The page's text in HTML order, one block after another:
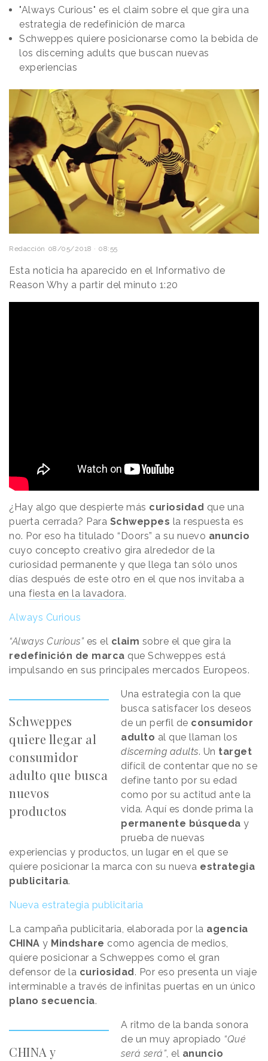
"Always Curious" es el claim sobre el que gira una
estrategia de redefinición de marca
Schweppes quiere posicionarse como la bebida de
los discerning adults que buscan nuevas
experiencias
Redacción 08/05/2018 · 08:55
Esta noticia ha aparecido en el Informativo de
Reason Why a partir del minuto 1:20
¿Hay algo que despierte más curiosidad que una
puerta cerrada? Para Schweppes la respuesta es
no. Por eso ha titulado “Doors” a su nuevo anuncio
cuyo concepto creativo gira alrededor de la
curiosidad permanente y que llega tan sólo unos
días después de este otro en el que nos invitaba a
una fiesta en la lavadora.
Always Curious
“Always Curious”es el claim sobre el que gira la
redefinición de marca que Schweppes está
impulsando en sus principales mercados Europeos.
Schweppes
quiere llegar al
consumidor
adulto que busca
nuevos
productos
Una estrategia con la que
busca satisfacer los deseos
de un perfil de consumidor
adulto al que llaman los
discerning adults. Un target
difícil de contentar que no se
define tanto por su edad
como por su actitud ante la
vida. Aquí es donde prima la
permanente búsqueda y
prueba de nuevas
experiencias y productos, un lugar en el que se
quiere posicionar la marca con su nueva estrategia
publicitaria.
Nueva estrategia publicitaria
La campaña publicitaria, elaborada por la agencia
CHINA y Mindshare como agencia de medios,
quiere posicionar a Schweppes como el gran
defensor de la curiosidad. Por eso presenta un viaje
interminable a través de infinitas puertas en un único
plano secuencia.
CHINA y
A ritmo de la banda sonora
de un muy apropiado “Qué
será será”, el anuncio